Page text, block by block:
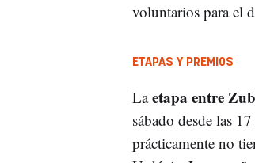
voluntarios para el
ETAPAS Y PREMIOS
Laetapa entre
sábado desde las
prácticamente no